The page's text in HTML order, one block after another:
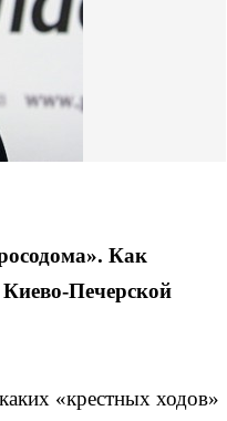
Как
Печерской
«крестных ходов»